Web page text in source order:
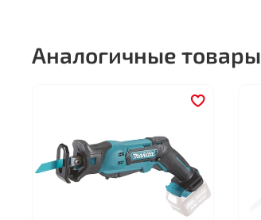
Аналогичные товары